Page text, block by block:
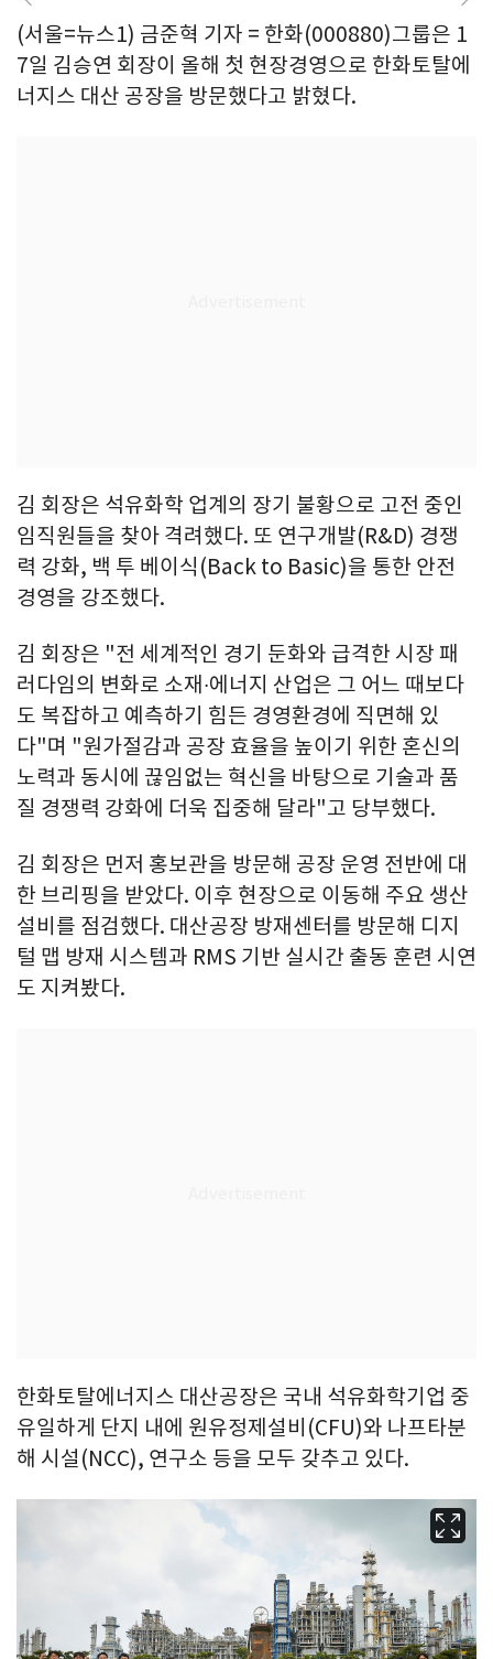
(서울=뉴스1) 금준혁 기자 = 한화(000880)그룹은 1
7일 김승연 회장이 올해 첫 현장경영으로 한화토탈에
너지스 대산 공장을 방문했다고 밝혔다.
김 회장은 석유화학 업계의 장기 불황으로 고전 중인
임직원들을 찾아 격려했다. 또 연구개발(R&D) 경쟁
력 강화, 백 투 베이식(Back to Basic)을 통한 안전
경영을 강조했다.
김 회장은 "전 세계적인 경기 둔화와 급격한 시장 패
러다임의 변화로 소재∙에너지 산업은 그 어느 때보다
도 복잡하고 예측하기 힘든 경영환경에 직면해 있
다"며 "원가절감과 공장 효율을 높이기 위한 혼신의
노력과 동시에 끊임없는 혁신을 바탕으로 기술과 품
질 경쟁력 강화에 더욱 집중해 달라"고 당부했다.
김 회장은 먼저 홍보관을 방문해 공장 운영 전반에 대
한 브리핑을 받았다. 이후 현장으로 이동해 주요 생산
설비를 점검했다. 대산공장 방재센터를 방문해 디지
털 맵 방재 시스템과 RMS 기반 실시간 출동 훈련 시연
도 지켜봤다.
한화토탈에너지스 대산공장은 국내 석유화학기업 중
유일하게 단지 내에 원유정제설비(CFU)와 나프타분
해 시설(NCC), 연구소 등을 모두 갖추고 있다.